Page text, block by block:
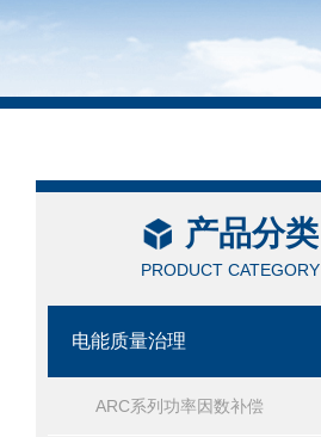
产品分类
PRODUCT CATEGORY
电能质量治理
ARC系列功率因数补偿